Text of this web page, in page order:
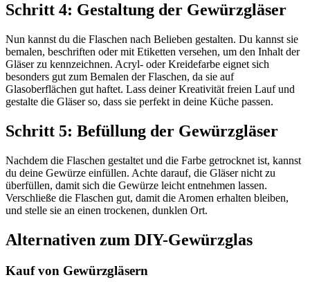
Schritt 4: Gestaltung der Gewürzgläser
Nun kannst du die Flaschen nach Belieben gestalten. Du kannst sie
bemalen, beschriften oder mit Etiketten versehen, um den Inhalt der
Gläser zu kennzeichnen. Acryl- oder Kreidefarbe eignet sich
besonders gut zum Bemalen der Flaschen, da sie auf
Glasoberflächen gut haftet. Lass deiner Kreativität freien Lauf und
gestalte die Gläser so, dass sie perfekt in deine Küche passen.
Schritt 5: Befüllung der Gewürzgläser
Nachdem die Flaschen gestaltet und die Farbe getrocknet ist, kannst
du deine Gewürze einfüllen. Achte darauf, die Gläser nicht zu
überfüllen, damit sich die Gewürze leicht entnehmen lassen.
Verschließe die Flaschen gut, damit die Aromen erhalten bleiben,
und stelle sie an einen trockenen, dunklen Ort.
Alternativen zum DIY-Gewürzglas
Kauf von Gewürzgläsern